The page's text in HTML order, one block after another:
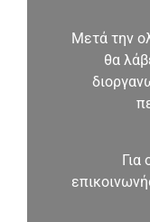
Μετά την
θα
Για